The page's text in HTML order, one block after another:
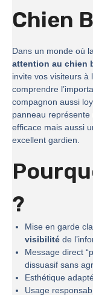
Chien
Dans un monde où
attention au chien
invite vos visiteurs à
comprendre
compagnon aussi
panneau représente
efficace mais aussi
excellent gardien.
?
Mise en garde
visibilité de
Message direct
dissuasif sans
Esthétique
Usage